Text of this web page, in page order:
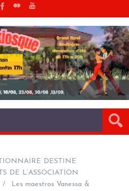
DESTINE
DE L’ASSOCIATION
Les maestros Vanessa &